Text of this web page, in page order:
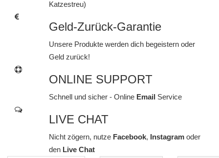
Katzestreu)
Geld-Zurück-Garantie
Unsere Produkte werden dich begeistern oder
Geld zurück!
ONLINE SUPPORT
Schnell und sicher - Online Email Service
LIVE CHAT
Nicht zögern, nutze Facebook, Instagram oder
denLive Chat